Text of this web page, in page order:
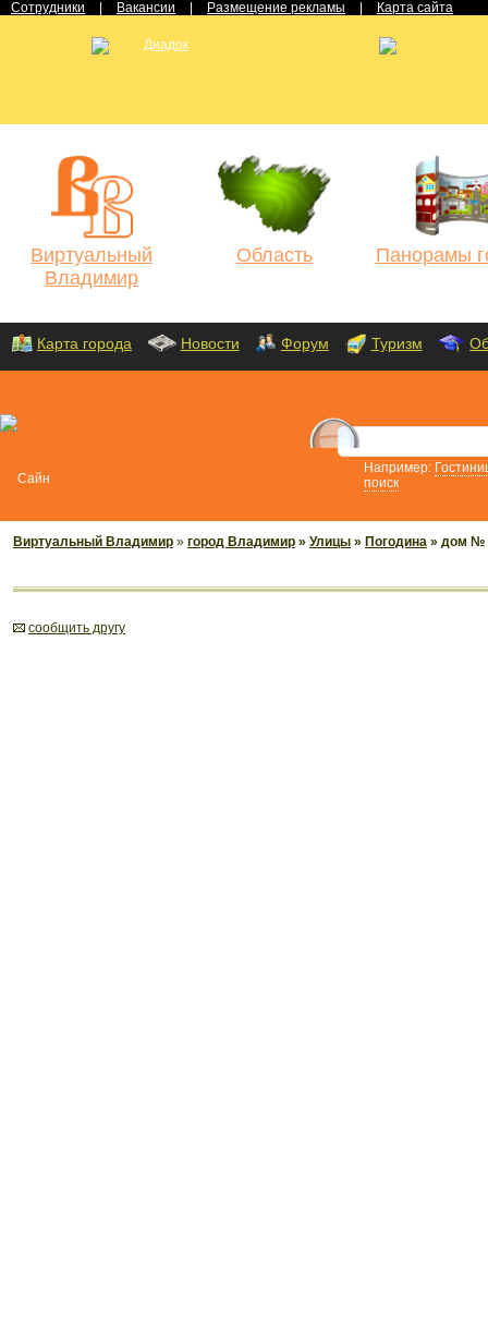
Сотрудники Вакансии Размещение рекламы Карта сайта
Виртуальный
Владимир
Область Панорамы
Карта города Новости Форум Туризм
Например:
поиск
Виртуальный Владимир » город Владимир » Улицы » Погодина » дом №
cообщить другу